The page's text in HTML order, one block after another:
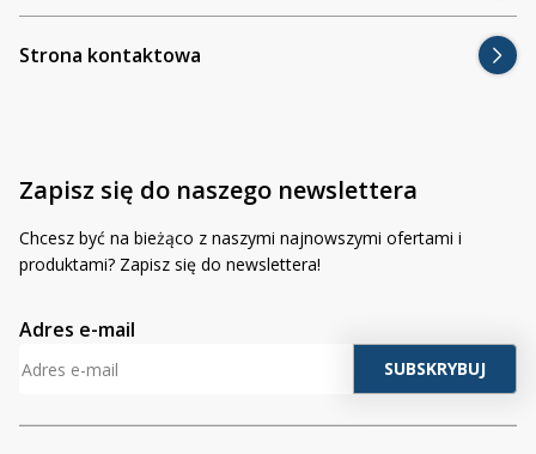
Strona kontaktowa
Zapisz się do naszego newslettera
Chcesz być na bieżąco z naszymi najnowszymi ofertami i
produktami? Zapisz się do newslettera!
Adres e-mail